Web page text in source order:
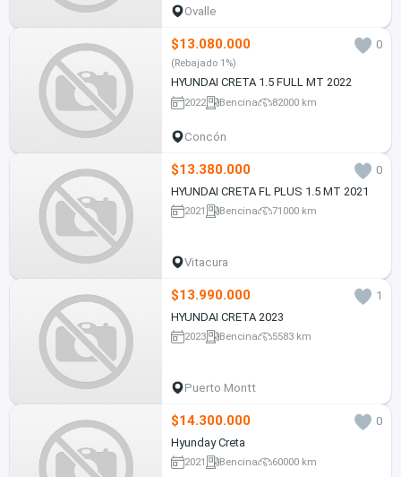
Ovalle
$13.080.000 0
(Rebajado 1%)
HYUNDAI CRETA 1.5 FULL MT 2022
2022 Bencina 82000 km
Concón
$13.380.000
0
HYUNDAI CRETA FL PLUS 1.5 MT 2021
2021 Bencina 71000 km
Vitacura
$13.990.000
1
HYUNDAI CRETA 2023
2023 Bencina 5583 km
Puerto Montt
$14.300.000
0
Hyunday Creta
2021 Bencina 60000 km